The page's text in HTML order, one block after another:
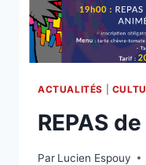
ACTUALITÉS
REPAS
Par Lucien Espouy